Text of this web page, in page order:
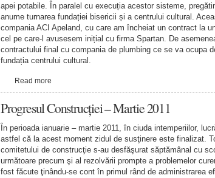
apei potabile. În paralel cu execuția acestor sisteme,
anume turnarea fundației bisericii și a centrului cultural.
compania ACI Apeland, cu care am încheiat un contract la
cel pe care-l avusesem inițial cu firma Spartan. De
contractului final cu compania de plumbing ce se va ocupa
fundația centrului cultural.
Read more
Progresul Construcției – Martie 2011
Ȋn perioada ianuarie – martie 2011, în ciuda intemperiilor,
astfel că la acest moment zidul de susţinere este finalizat.
comitetului de construcţie s-au desfăşurat săptămânal cu
următoare precum şi al rezolvării prompte a problemelor
fost făcute ţinându-se cont în primul rând de administrarea